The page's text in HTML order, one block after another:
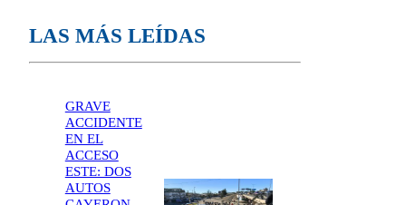
LAS MÁS LEÍDAS
GRAVE
ACCIDENTE
EN EL
ACCESO
ESTE: DOS
AUTOS